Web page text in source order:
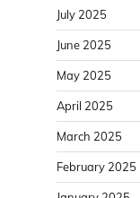
July 2025
June 2025
May 2025
April 2025
March 2025
February 2025